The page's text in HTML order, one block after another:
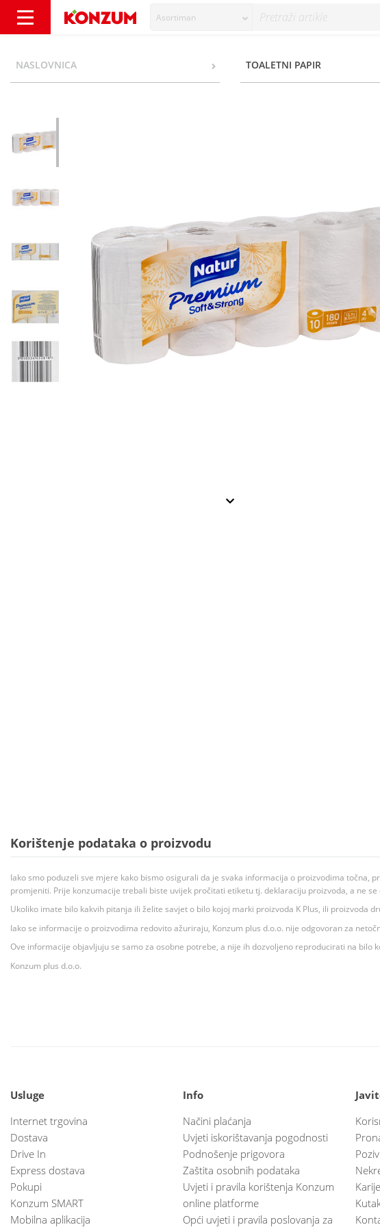
Asortiman
NASLOVNICA TOALETNI PAPIR
Korištenje podataka o proizvodu
Iako smo poduzeli sve mjere kako bismo osigurali da je svaka informacija o proizvodima
promjeniti. Prije konzumacije trebali biste uvijek pročitati etiketu tj. deklaraciju proizvoda, a ne
Ukoliko imate bilo kakvih pitanja ili želite savjet o bilo kojoj marki proizvoda K Plus, ili proizvoda
Iako se informacije o proizvodima redovito ažuriraju, Konzum plus d.o.o. nije odgovoran za
Ove informacije objavljuju se samo za osobne potrebe, a nije ih dozvoljeno reproducirati na bilo
Konzum plus d.o.o.
Usluge
Internet trgovina
Dostava
Drive In
Express dostava
Pokupi
Konzum SMART
Mobilna aplikacija
Info
Načini plaćanja
Uvjeti iskorištavanja pogodnosti
Podnošenje prigovora
Zaštita osobnih podataka
Uvjeti i pravila korištenja Konzum
online platforme
Opći uvjeti i pravila poslovanja za